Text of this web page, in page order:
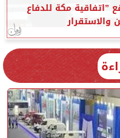
”اتفاقية مكة للدفاع
والاستقرار